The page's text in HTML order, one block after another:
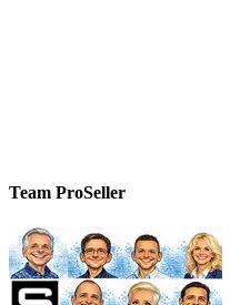
Team ProSeller